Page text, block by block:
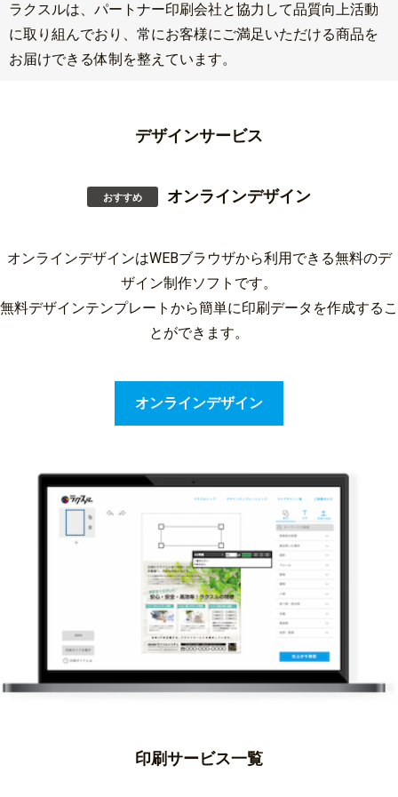
ラクスルは、パートナー印刷会社と協力して品質向上活動
に取り組んでおり、常にお客様にご満足いただける商品を
お届けできる体制を整えています。
デザインサービス
おすすめ オンラインデザイン
オンラインデザインはWEBブラウザから利用できる無料のデ
ザイン制作ソフトです。
無料デザインテンプレートから簡単に印刷データを作成するこ
とができます。
オンラインデザイン
印刷サービス一覧